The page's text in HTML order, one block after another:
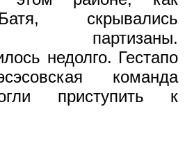
скрывались
партизаны.
недолго. Гестапо
команда
приступить к